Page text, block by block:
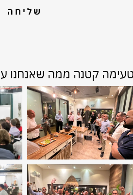
שליחה
טעימה קטנה ממה שאנחנו